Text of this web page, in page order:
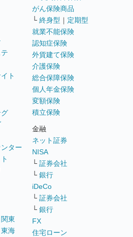
ト
ター
関東
東海
がん保険商品
└ 終身型 ｜ 定期型
就業不能保険
認知症保険
外貨建て保険
介護保険
総合保障保険
個人年金保険
変額保険
積立保険
金融
ネット証券
NISA
└ 証券会社
└ 銀行
iDeCo
└ 証券会社
└ 銀行
FX
住宅ローン